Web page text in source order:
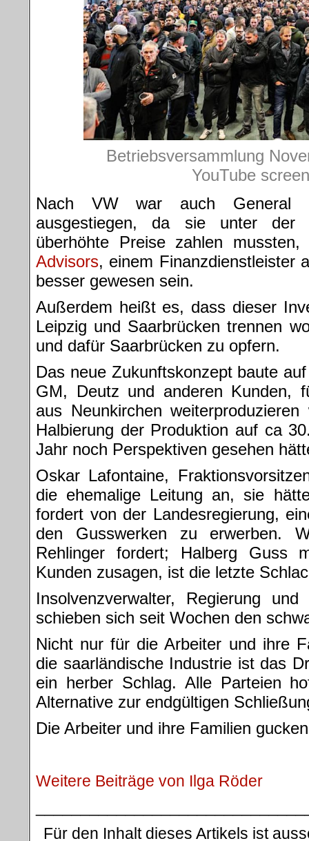
Betriebsversammlung
YouTube
Nach VW war auch General
ausgestiegen, da sie unter der
überhöhte Preise zahlen
Advisors, einem Finanzdienstleister
besser gewesen sein.
Außerdem heißt es, dass dieser
Leipzig und Saarbrücken trennen
und dafür Saarbrücken zu opfern.
Das neue Zukunftskonzept baute
GM, Deutz und anderen Kunden,
aus Neunkirchen
Halbierung der Produktion auf ca
Jahr noch Perspektiven gesehen
Oskar Lafontaine,
die ehemalige Leitung an, sie
fordert von der Landesregierung,
den Gusswerken zu erwerben.
Rehlinger fordert; Halberg Guss
Kunden zusagen, ist die letzte
Insolvenzverwalter, Regierung
schieben sich seit Wochen den
Nicht nur für die Arbeiter und ihre
die saarländische Industrie ist das
ein herber Schlag. Alle Parteien
Alternative zur endgültigen
Die Arbeiter und ihre Familien
Weitere Beiträge von Ilga Röder
Für den Inhalt dieses Artikels ist